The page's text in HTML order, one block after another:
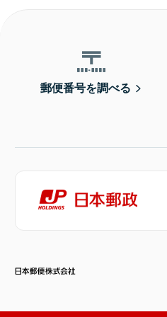
郵便番号を調べる